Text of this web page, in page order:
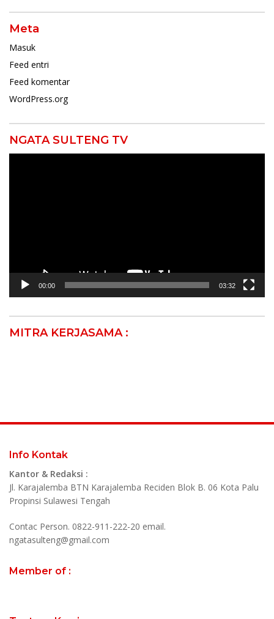
Meta
Masuk
Feed entri
Feed komentar
WordPress.org
NGATA SULTENG TV
00:00 03:32
MITRA KERJASAMA :
Info Kontak
Kantor & Redaksi :
Jl. Karajalemba BTN Karajalemba Reciden Blok B. 06 Kota Palu
Propinsi Sulawesi Tengah
Contac Person. 0822-911-222-20 email.
ngatasulteng@gmail.com
Member of :